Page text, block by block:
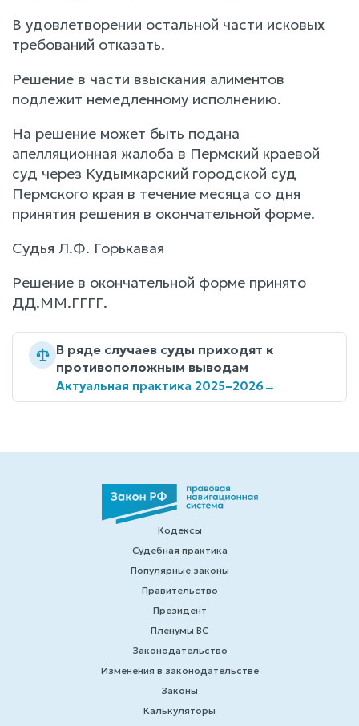
В удовлетворении остальной части исковых
требований отказать.
Решение в части взыскания алиментов
подлежит немедленному исполнению.
На решение может быть подана
апелляционная жалоба в Пермский краевой
суд через Кудымкарский городской суд
Пермского края в течение месяца со дня
принятия решения в окончательной форме.
Судья Л.Ф. Горькавая
Решение в окончательной форме принято
ДД.ММ.ГГГГ.
В ряде случаев суды приходят к
противоположным выводам
Актуальная практика 2025–2026→
Кодексы
Судебная практика
Популярные законы
Правительство
Президент
Пленумы ВС
Законодательство
Изменения в законодательстве
Законы
Калькуляторы